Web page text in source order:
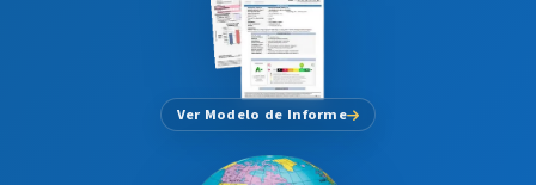
Ver Modelo de Informe